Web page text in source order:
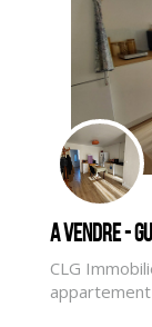
A vendre -
CLG
appartement